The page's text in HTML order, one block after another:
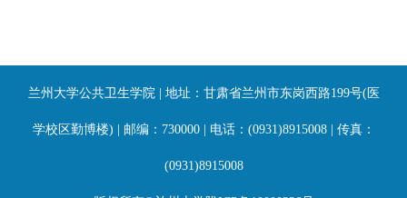
兰州大学公共卫生学院 | 地址：甘肃省兰州市东岗西路199号(医
学校区勤博楼) | 邮编：730000 | 电话：(0931)8915008 | 传真：
(0931)8915008